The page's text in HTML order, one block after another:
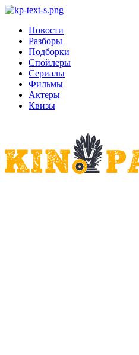
Новости
Разборы
Подборки
Спойлеры
Сериалы
Фильмы
Актеры
Квизы